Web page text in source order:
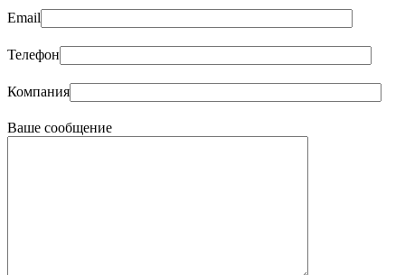
Email
Телефон
Компания
Ваше сообщение